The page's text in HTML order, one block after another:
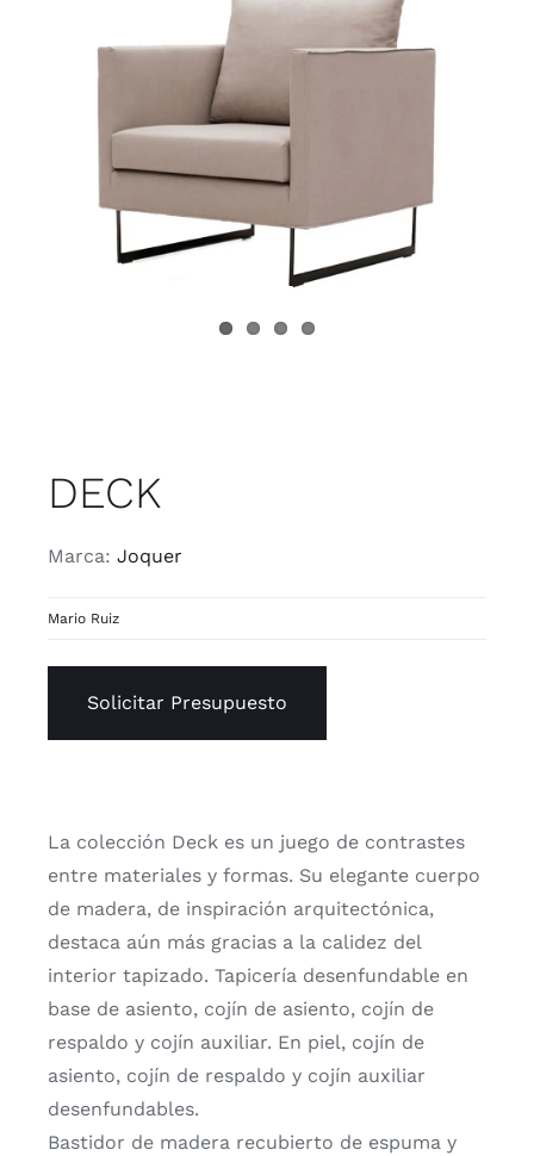
Accesorios
Tiendas
DECK
Marca: Joquer
Mario Ruiz
Solicitar Presupuesto
La colección Deck es un juego de contrastes
entre materiales y formas. Su elegante cuerpo
de madera, de inspiración arquitectónica,
destaca aún más gracias a la calidez del
interior tapizado. Tapicería desenfundable en
base de asiento, cojín de asiento, cojín de
respaldo y cojín auxiliar. En piel, cojín de
asiento, cojín de respaldo y cojín auxiliar
desenfundables.
Bastidor de madera recubierto de espuma y